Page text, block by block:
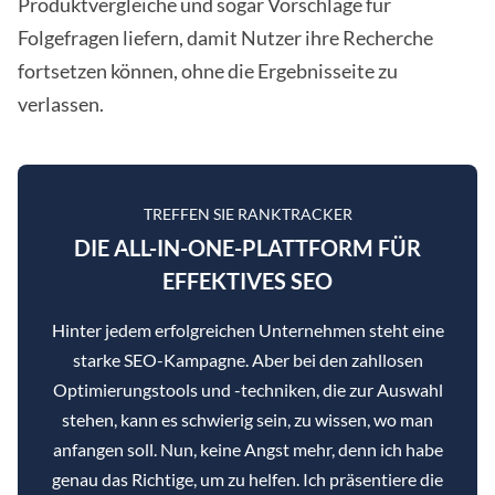
Folgefragen liefern, damit Nutzer ihre Recherche
fortsetzen können, ohne die Ergebnisseite zu
verlassen.
TREFFEN SIE RANKTRACKER
DIE ALL-IN-ONE-PLATTFORM FÜR
EFFEKTIVES SEO
Hinter jedem erfolgreichen Unternehmen steht eine
starke SEO-Kampagne. Aber bei den zahllosen
Optimierungstools und -techniken, die zur Auswahl
stehen, kann es schwierig sein, zu wissen, wo man
anfangen soll. Nun, keine Angst mehr, denn ich habe
genau das Richtige, um zu helfen. Ich präsentiere die